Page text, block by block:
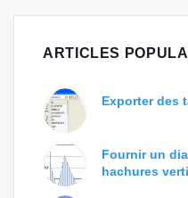
ARTICLES
Exporter des
Fournir un
hachures